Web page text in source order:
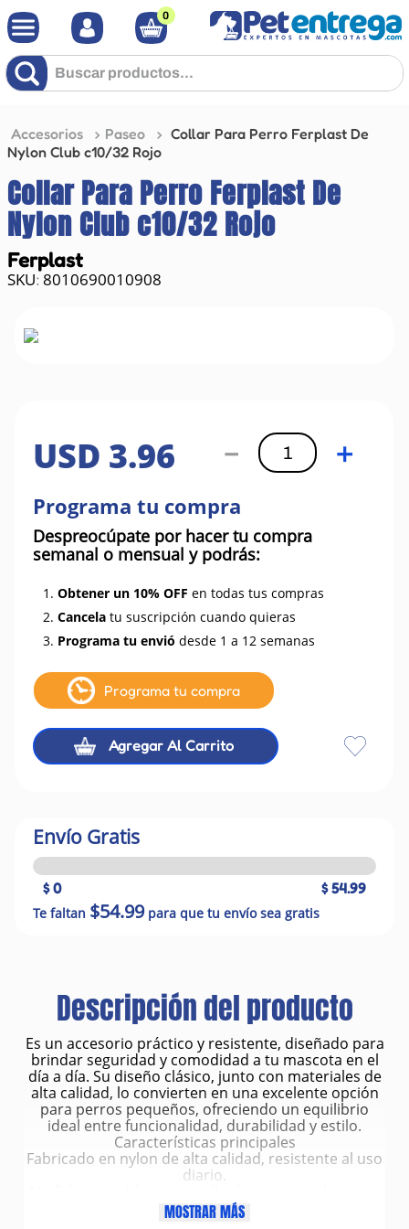
0
Buscar productos...
Accesorios Paseo
Collar Para Perro Ferplast De
Nylon Club c10/32 Rojo
Collar Para Perro Ferplast De
Nylon Club c10/32 Rojo
Ferplast
: 8010690010908
USD 3.96 ＋
－
Programa tu compra
Despreocúpate por hacer tu compra
semanal o mensual y podrás:
1. Obtener un 10% OFF en todas tus compras
2. Cancela tu suscripción cuando quieras
3. Programa tu envió desde 1 a 12 semanas
Programa tu compra
Agregar Al Carrito
Envío Gratis
$ 0 $ 54.99
Te faltan $54.99para que tu envío sea gratis
Descripción del producto
Es un accesorio práctico y resistente, diseñado para
brindar seguridad y comodidad a tu mascota en el
día a día. Su diseño clásico, junto con materiales de
alta calidad, lo convierten en una excelente opción
para perros pequeños, ofreciendo un equilibrio
ideal entre funcionalidad, durabilidad y estilo.
Características principales
Fabricado en nylon de alta calidad, resistente al uso
diario.
23 a 32 cm.
Ancho de cinta de 10 mm, ideal para perros
MOSTRAR MÁS